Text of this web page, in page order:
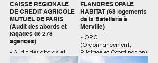
CAISSE REGIONALE
DE CREDIT AGRICOLE
MUTUEL DE PARIS
(Audit des abords et
façades de 278
agences)
- Audit des abords et
FLANDRES OPALE
HABITAT (68 logements
de la Batellerie à
Merville)
- OPC
(Ordonnancement,
Pilotage et Coordination)